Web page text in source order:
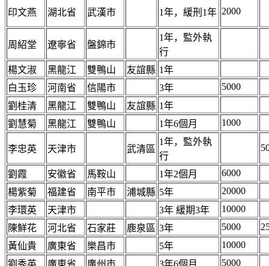
印文燕 湖北省 武漢市 1年，緩刑1年 2000
周紹堂 遼寧省 盤錦市
1年，監外執
行
楊文淑
黑龍江 雙鴨山 友誼縣 1年
白玉珍
河南省 信陽市 3年
5000
劉桂清
黑龍江 雙鴨山 友誼縣 1年
劉慧菊
黑龍江 雙鴨山 1年6個月 1000
李忠英 天津市 武清區
1年，監外執
行
劉霞 安徽省 馬鞍山 1年2個月
6000
楊紫菊
福建省 南平市 浦城縣 5年
20000
李環英
天津市 3年 緩期3年
10000
陳鮮花
河北省 石家莊 鹿泉區 3年 5000
黃仙貴
廣東省 樂昌市 5年
10000
劉秀英
廣東省 廣州市 3年6個月
5000